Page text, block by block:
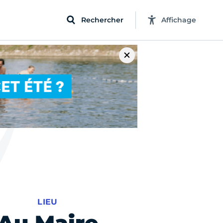
Rechercher Affichage
LIEU